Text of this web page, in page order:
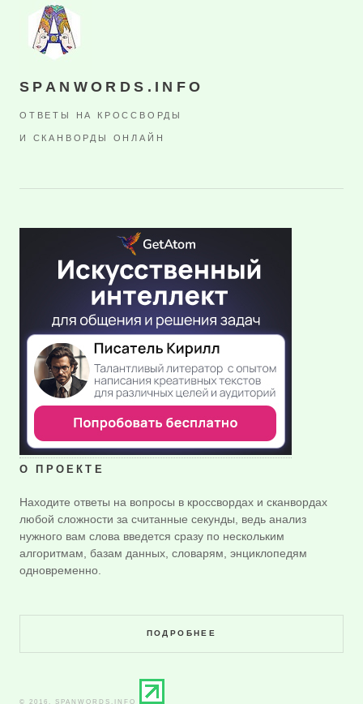
SPANWORDS.INFO
ОТВЕТЫ НА КРОССВОРДЫ
И СКАНВОРДЫ ОНЛАЙН
О ПРОЕКТЕ
Находите ответы на вопросы в кроссвордах и сканвордах
любой сложности за считанные секунды, ведь анализ
нужного вам слова введется сразу по нескольким
алгоритмам, базам данных, словарям, энциклопедям
одновременно.
ПОДРОБНЕЕ
© 2016. SPANWORDS.INFO